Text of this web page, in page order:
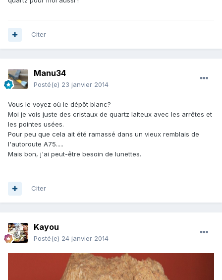
Citer
Manu34
Posté(e) 23 janvier 2014
Vous le voyez où le dépôt blanc?
Moi je vois juste des cristaux de quartz laiteux avec les arrêtes et
les pointes usées.
Pour peu que cela ait été ramassé dans un vieux remblais de
l'autoroute A75.....
Mais bon, j'ai peut-être besoin de lunettes.
Citer
Kayou
Posté(e) 24 janvier 2014